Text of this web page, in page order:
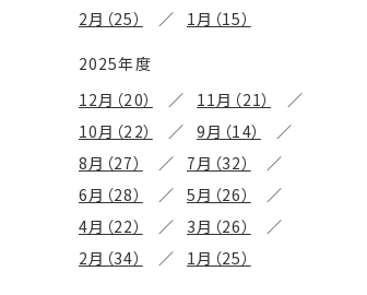
2月（25）
1月（15）
2025年度
12月（20）
11月（21）
10月（22）
9月（14）
8月（27）
7月（32）
6月（28）
5月（26）
4月（22）
3月（26）
2月（34）
1月（25）